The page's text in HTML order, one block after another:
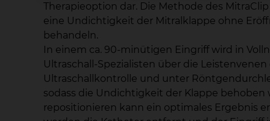
Therapieoption dar. Die Methode des
eine Undichtigkeit der Mitralklappe ohne
behandeln.
In einem ca. 90-minütigen Eingriff wird in
Ultraschall-Spezialisten über die
Ultraschallkontrolle und unter
sodass die Undichtigkeit der Klappe
repositionieren kann ein optimales Ergebnis